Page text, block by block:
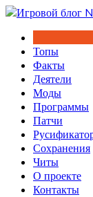
Перейти
содержимому
Топы
Факты
Деятели
Моды
Программы
Патчи
Сохранения
Читы
О проекте
Контакты